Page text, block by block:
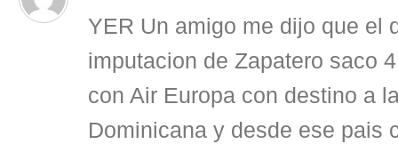
YER Un amigo me dijo que el
imputacion de Zapatero saco
con Air Europa con destino a
Dominicana y desde ese pais